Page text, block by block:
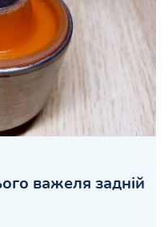
важеля задній